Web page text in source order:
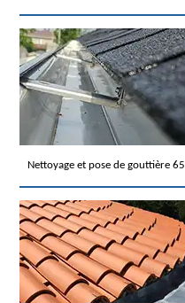
Nettoyage et pose de gouttière 65